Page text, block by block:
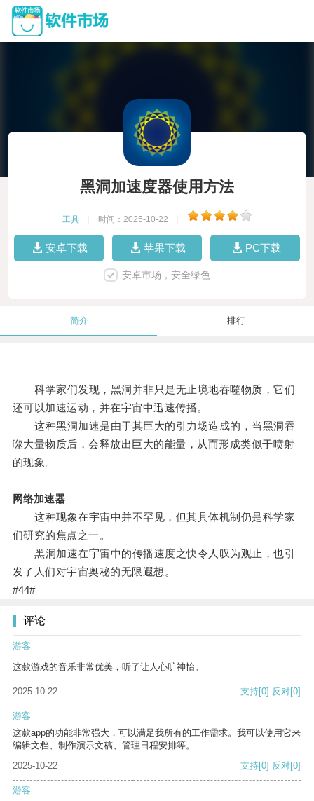
黑洞加速度器使用方法
工具 时间：2025-10-22
安卓下载 苹果下载 PC下载
安卓市场，安全绿色
简介 排行
科学家们发现，黑洞并非只是无止境地吞噬物质，它们
还可以加速运动，并在宇宙中迅速传播。
这种黑洞加速是由于其巨大的引力场造成的，当黑洞吞
噬大量物质后，会释放出巨大的能量，从而形成类似于喷射
的现象。
网络加速器
这种现象在宇宙中并不罕见，但其具体机制仍是科学家
们研究的焦点之一。
黑洞加速在宇宙中的传播速度之快令人叹为观止，也引
发了人们对宇宙奥秘的无限遐想。
#44#
评论
游客
这款游戏的音乐非常优美，听了让人心旷神怡。
2025-10-22 支持[0] 反对[0]
游客
这款app的功能非常强大，可以满足我所有的工作需求。我可以使用它来
编辑文档、制作演示文稿、管理日程安排等。
2025-10-22
支持[0] 反对[0]
游客